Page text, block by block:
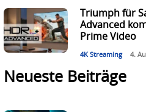
Triumph für
Advanced
Prime Video
4K Streaming 4.
Neueste Beiträge